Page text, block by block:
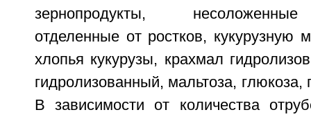
зернопродукты,
отделенные от ростков, кукурузную
хлопья кукурузы, крахмал
гидролизованный, мальтоза, глюкоза,
В зависимости от количества